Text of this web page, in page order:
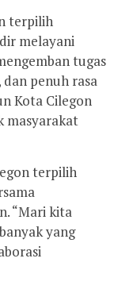
terpilih
melayani
tugas
penuh rasa
Kota Cilegon
masyarakat
terpilih
“Mari kita
yang